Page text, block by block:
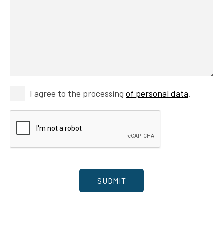
I agree to the processing of personal data.
SUBMIT